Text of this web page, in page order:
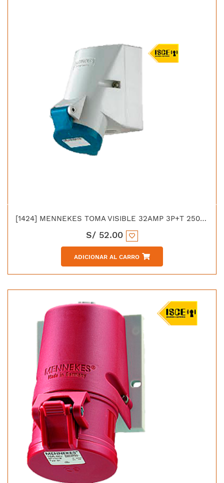
[1424] MENNEKES TOMA VISIBLE 32AMP 3P+T 250V AZUL 9H IP44 LIBRE DE HALOGENO
S/ 52.00
ADICIONAR AL CARRO